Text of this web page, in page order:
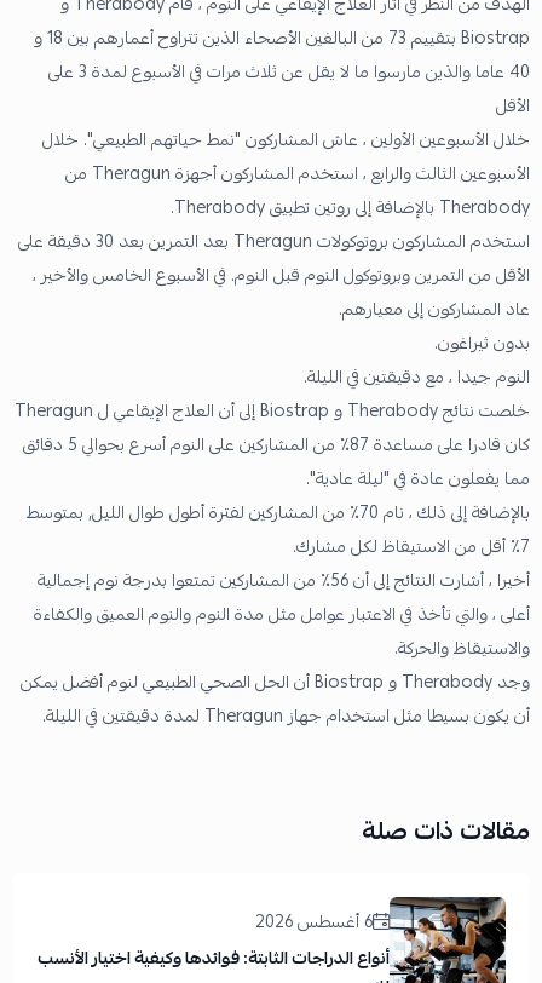
Biostrap بتقييم 73 من البالغين الأصحاء الذين تتراوح أعمارهم بين 18 و
40 عاما والذين مارسوا ما لا يقل عن ثلاث مرات في الأسبوع لمدة 3 على
الأقل
خلال الأسبوعين الأولين ، عاش المشاركون "نمط حياتهم الطبيعي". خلال
الأسبوعين الثالث والرابع ، استخدم المشاركون أجهزة Theragun من
Therabody بالإضافة إلى روتين تطبيق Therabody.
استخدم المشاركون بروتوكولات Theragun بعد التمرين بعد 30 دقيقة على
الأقل من التمرين وبروتوكول النوم قبل النوم. في الأسبوع الخامس والأخير ،
عاد المشاركون إلى معيارهم.
بدون ثيراغون.
النوم جيدا ، مع دقيقتين في الليلة.
خلصت نتائج Therabody و Biostrap إلى أن العلاج الإيقاعي ل Theragun
كان قادرا على مساعدة 87٪ من المشاركين على النوم أسرع بحوالي 5 دقائق
مما يفعلون عادة في "ليلة عادية".
بالإضافة إلى ذلك ، نام 70٪ من المشاركين لفترة أطول طوال الليل, بمتوسط
7٪ أقل من الاستيقاظ لكل مشارك.
أخيرا ، أشارت النتائج إلى أن 56٪ من المشاركين تمتعوا بدرجة نوم إجمالية
أعلى ، والتي تأخذ في الاعتبار عوامل مثل مدة النوم والنوم العميق والكفاءة
والاستيقاظ والحركة.
وجد Therabody و Biostrap أن الحل الصحي الطبيعي لنوم أفضل يمكن
أن يكون بسيطا مثل استخدام جهاز Theragun لمدة دقيقتين في الليلة.
مقالات ذات صلة
6 أغسطس 2026
أنواع الدراجات الثابتة: فوائدها وكيفية اختيار الأنسب